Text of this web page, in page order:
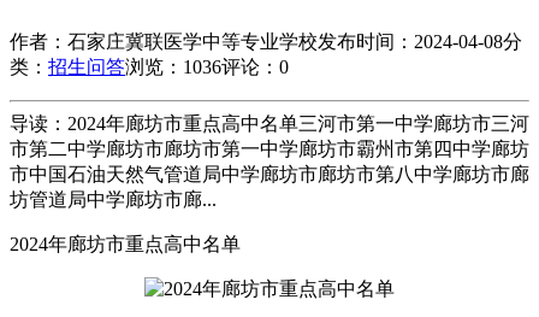
作者：石家庄冀联医学中等专业学校发布时间：2024-04-08分
类： 招生问答浏览：1036评论：0
导读：2024年廊坊市重点高中名单三河市第一中学廊坊市三河
市第二中学廊坊市廊坊市第一中学廊坊市霸州市第四中学廊坊
市中国石油天然气管道局中学廊坊市廊坊市第八中学廊坊市廊
坊管道局中学廊坊市廊...
2024年廊坊市重点高中名单